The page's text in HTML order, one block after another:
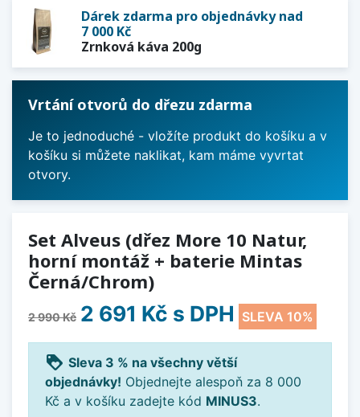
Dárek zdarma pro objednávky nad
7 000 Kč
Zrnková káva 200g
Vrtání otvorů do dřezu zdarma
Je to jednoduché - vložíte produkt do košíku a v
košíku si můžete naklikat, kam máme vyvrtat
otvory.
Set Alveus (dřez More 10 Natur,
horní montáž + baterie Mintas
Černá/Chrom)
2 990 Kč 2 691 Kč s DPH SLEVA 10%
loyalty Sleva 3 % na všechny větší
objednávky! Objednejte alespoň za 8 000
Kč a v košíku zadejte kód MINUS3.